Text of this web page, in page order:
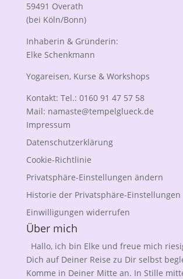
59491 Overath
(bei Köln/Bonn)
Inhaberin & Gründerin:
Elke Schenkmann
Yogareisen, Kurse & Workshops
Kontakt: Tel.: 0160 91 47 57 58
Mail: namaste@tempelglueck.de
Impressum
Datenschutzerklärung
Cookie-Richtlinie
Privatsphäre-Einstellungen ändern
Historie der Privatsphäre-Einstellungen
Einwilligungen widerrufen
Über mich
Hallo, ich bin Elke und freue mich
Dich auf Deiner Reise zu Dir selbst
Komme in Deiner Mitte an. In Stille